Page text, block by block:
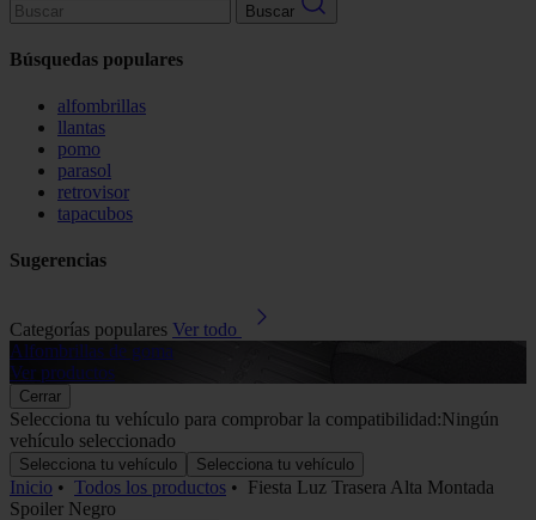
Buscar
Búsquedas populares
alfombrillas
llantas
pomo
parasol
retrovisor
tapacubos
Sugerencias
Categorías populares Ver todo
Alfombrillas de goma
Ver productos
Cerrar
Selecciona tu vehículo para comprobar la compatibilidad:Ningún
vehículo seleccionado
Selecciona tu vehículo Selecciona tu vehículo
Inicio • Todos los productos • Fiesta Luz Trasera Alta Montada
Spoiler Negro